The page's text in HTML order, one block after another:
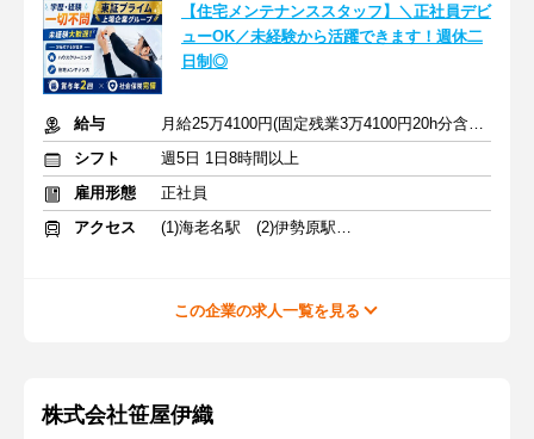
【住宅メンテナンススタッフ】＼正社員デビ
ューOK／未経験から活躍できます！週休二
日制◎
給与
月給25万4100円(固定残業3万4100円20h分含む)＋交通費＋賞与
シフト
週5日 1日8時間以上
雇用形態
正社員
アクセス
(1)海老名駅 (2)伊勢原駅 (3)本厚木駅
この企業の求人一覧を見る
株式会社笹屋伊織